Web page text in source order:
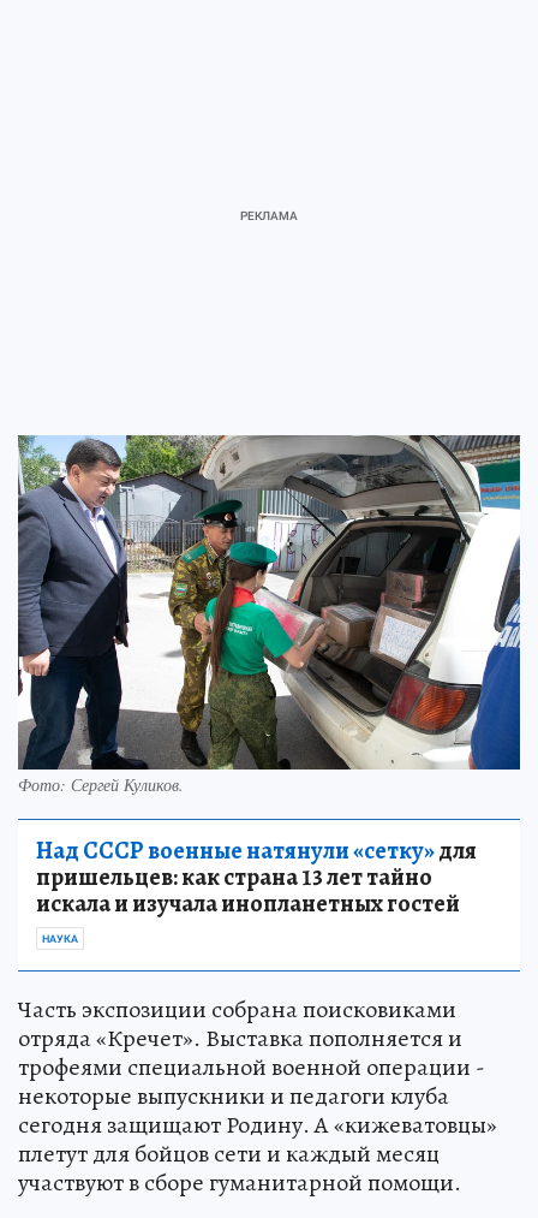
Фото: Сергей Куликов.
Над СССР военные натянули «сетку»для
пришельцев: как страна 13 лет тайно
искала и изучала инопланетных гостей
НАУКА
Часть экспозиции собрана поисковиками
отряда «Кречет». Выставка пополняется и
трофеями специальной военной операции -
некоторые выпускники и педагоги клуба
сегодня защищают Родину. А «кижеватовцы»
плетут для бойцов сети и каждый месяц
участвуют в сборе гуманитарной помощи.